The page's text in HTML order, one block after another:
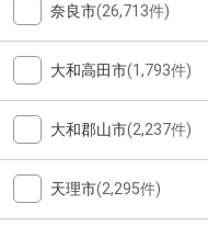
奈良市(26,713件)
大和高田市(1,793件)
大和郡山市(2,237件)
天理市(2,295件)